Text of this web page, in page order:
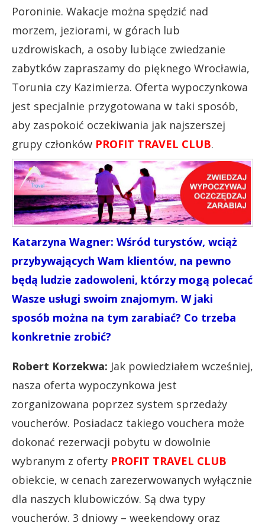
Poroninie. Wakacje można spędzić nad
morzem, jeziorami, w górach lub
uzdrowiskach, a osoby lubiące zwiedzanie
zabytków zapraszamy do pięknego Wrocławia,
Torunia czy Kazimierza. Oferta wypoczynkowa
jest specjalnie przygotowana w taki sposób,
aby zaspokoić oczekiwania jak najszerszej
grupy członków PROFIT TRAVEL CLUB.
Katarzyna Wagner: Wśród turystów, wciąż
przybywających Wam klientów, na pewno
będą ludzie zadowoleni, którzy mogą polecać
Wasze usługi swoim znajomym. W jaki
sposób można na tym zarabiać? Co trzeba
konkretnie zrobić?
Robert Korzekwa: Jak powiedziałem wcześniej,
nasza oferta wypoczynkowa jest
zorganizowana poprzez system sprzedaży
voucherów. Posiadacz takiego vouchera może
dokonać rezerwacji pobytu w dowolnie
wybranym z oferty PROFIT TRAVEL CLUB
obiekcie, w cenach zarezerwowanych wyłącznie
dla naszych klubowiczów. Są dwa typy
voucherów. 3 dniowy – weekendowy oraz